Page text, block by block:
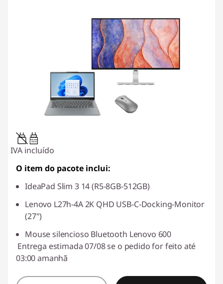
45W-65W
USB PD
IVA incluído
O item do pacote inclui:
IdeaPad Slim 3 14 (R5-8GB-512GB)
Lenovo L27h-4A 2K QHD USB-C-Docking-Monitor
(27")
Mouse silencioso Bluetooth Lenovo 600
Entrega estimada 07/08 se o pedido for feito até
03:00 amanhã